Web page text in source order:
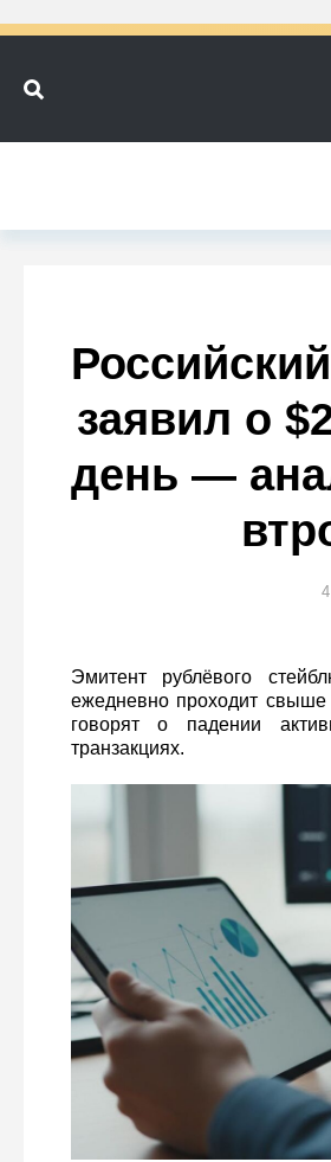
заявил о
день —
Эмитент рублёвого
ежедневно проходит
говорят о падении
транзакциях.